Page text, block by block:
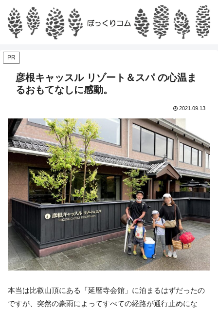
PR
彦根キャッスル リゾート＆スパ の心温ま
るおもてなしに感動。
2021.09.13
本当は比叡山頂にある「延暦寺会館」に泊まるはずだったの
ですが、突然の豪雨によってすべての経路が通行止めにな